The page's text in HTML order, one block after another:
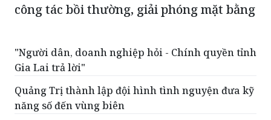
công tác bồi thường, giải phóng mặt bằng
"Người dân, doanh nghiệp hỏi - Chính quyền tỉnh
Gia Lai trả lời"
Quảng Trị thành lập đội hình tình nguyện đưa kỹ
năng số đến vùng biên